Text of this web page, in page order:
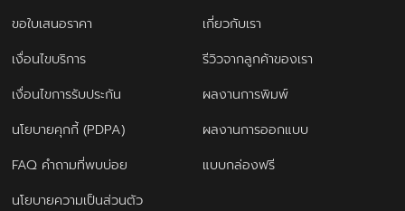
ขอใบเสนอราคา
เกี่ยวกับเรา
เงื่อนไขบริการ
รีวิวจากลูกค้าของเรา
เงื่อนไขการรับประกัน
ผลงานการพิมพ์
นโยบายคุกกี้ (PDPA)
ผลงานการออกแบบ
FAQ คำถามที่พบบ่อย
แบบกล่องฟรี
นโยบายความเป็นส่วนตัว